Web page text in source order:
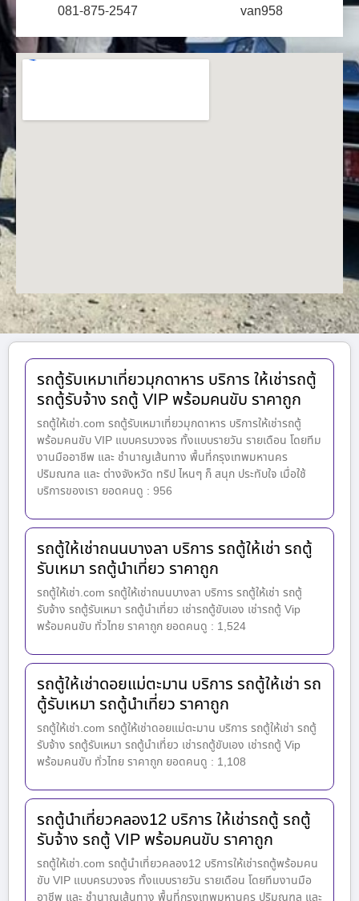
081-875-2547 van958
รถตู้รับเหมาเที่ยวมุกดาหาร บริการ ให้เช่ารถตู้
รถตู้รับจ้าง รถตู้ VIP พร้อมคนขับ ราคาถูก
รถตู้ให้เช่า.com รถตู้รับเหมาเที่ยวมุกดาหาร บริการให้เช่ารถตู้
พร้อมคนขับ VIP แบบครบวงจร ทั้งแบบรายวัน รายเดือน โดยทีม
งานมืออาชีพ และ ชำนาญเส้นทาง พื้นที่กรุงเทพมหานคร
ปริมณฑล และ ต่างจังหวัด ทริป ไหนๆ ก็ สนุก ประทับใจ เมื่อใช้
บริการของเรา ยอดคนดู : 956
รถตู้ให้เช่าถนนบางลา บริการ รถตู้ให้เช่า รถตู้
รับเหมา รถตู้นำเที่ยว ราคาถูก
รถตู้ให้เช่า.com รถตู้ให้เช่าถนนบางลา บริการ รถตู้ให้เช่า รถตู้
รับจ้าง รถตู้รับเหมา รถตู้นำเที่ยว เช่ารถตู้ขับเอง เช่ารถตู้ Vip
พร้อมคนขับ ทั่วไทย ราคาถูก ยอดคนดู : 1,524
รถตู้ให้เช่าดอยแม่ตะมาน บริการ รถตู้ให้เช่า รถ
ตู้รับเหมา รถตู้นำเที่ยว ราคาถูก
รถตู้ให้เช่า.com รถตู้ให้เช่าดอยแม่ตะมาน บริการ รถตู้ให้เช่า รถตู้
รับจ้าง รถตู้รับเหมา รถตู้นำเที่ยว เช่ารถตู้ขับเอง เช่ารถตู้ Vip
พร้อมคนขับ ทั่วไทย ราคาถูก ยอดคนดู : 1,108
รถตู้นำเที่ยวคลอง12 บริการ ให้เช่ารถตู้ รถตู้
รับจ้าง รถตู้ VIP พร้อมคนขับ ราคาถูก
รถตู้ให้เช่า.com รถตู้นำเที่ยวคลอง12 บริการให้เช่ารถตู้พร้อมคน
ขับ VIP แบบครบวงจร ทั้งแบบรายวัน รายเดือน โดยทีมงานมือ
อาชีพ และ ชำนาญเส้นทาง พื้นที่กรุงเทพมหานคร ปริมณฑล และ